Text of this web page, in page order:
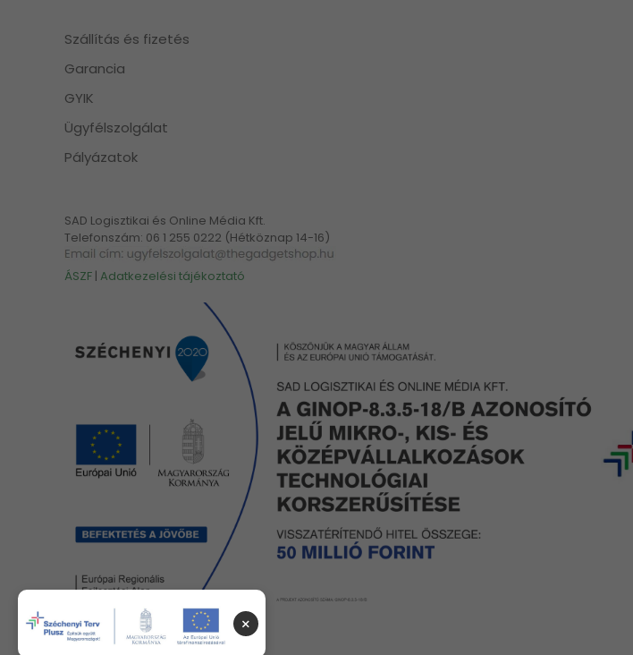
Szállítás és fizetés
Garancia
GYIK
Ügyfélszolgálat
Pályázatok
SAD Logisztikai és Online Média Kft.
Telefonszám: 06 1 255 0222 (Hétköznap 14-16)
ÁSZF | Adatkezelési tájékoztató
×